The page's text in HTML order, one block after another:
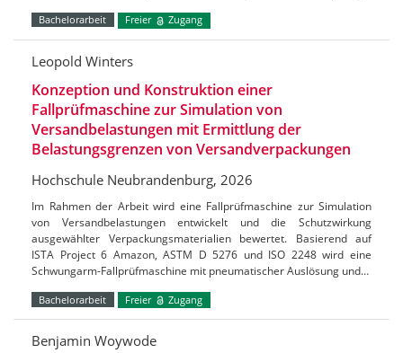
Bachelorarbeit Freier Zugang
Leopold Winters
Konzeption und Konstruktion einer
Fallprüfmaschine zur Simulation von
Versandbelastungen mit Ermittlung der
Belastungsgrenzen von Versandverpackungen
Hochschule Neubrandenburg, 2026
Im Rahmen der Arbeit wird eine Fallprüfmaschine zur Simulation
von Versandbelastungen entwickelt und die Schutzwirkung
ausgewählter Verpackungsmaterialien bewertet. Basierend auf
ISTA Project 6 Amazon, ASTM D 5276 und ISO 2248 wird eine
Schwungarm-Fallprüfmaschine mit pneumatischer Auslösung und…
Bachelorarbeit Freier Zugang
Benjamin Woywode